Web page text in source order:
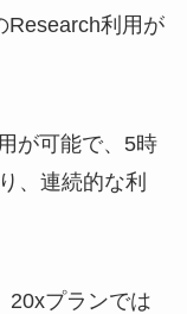
Research利用が
が可能で、5時
、連続的な利
20xプランでは